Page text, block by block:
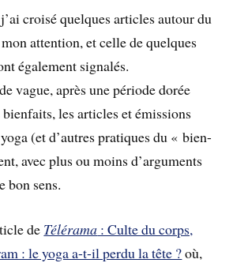
croisé quelques articles autour du
attention, et celle de quelques
également signalés.
vague, après une période dorée
bienfaits, les articles et émissions
(et d’autres pratiques du « bien-
avec plus ou moins d’arguments
bon sens.
de Télérama : Culte du corps,
: le yoga a-t-il perdu la tête ?où,